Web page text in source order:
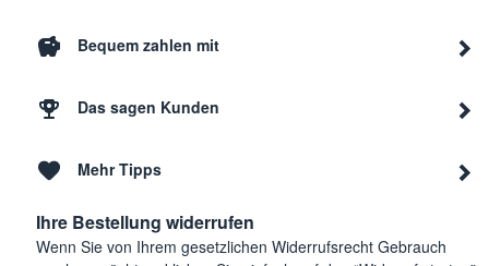
Bequem zahlen mit
Das sagen Kunden
Mehr Tipps
Ihre Bestellung widerrufen
Wenn Sie von Ihrem gesetzlichen Widerrufsrecht Gebrauch